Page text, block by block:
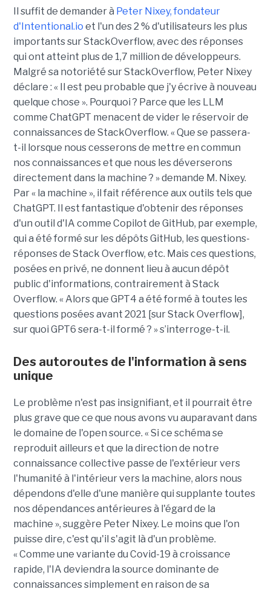
Il suffit de demander à Peter Nixey, fondateur
d'Intentional.io et l'un des 2 % d'utilisateurs les plus
importants sur StackOverflow, avec des réponses
qui ont atteint plus de 1,7 million de développeurs.
Malgré sa notoriété sur StackOverflow, Peter Nixey
déclare : « Il est peu probable que j'y écrive à nouveau
quelque chose ». Pourquoi ? Parce que les LLM
comme ChatGPT menacent de vider le réservoir de
connaissances de StackOverflow. « Que se passera-
t-il lorsque nous cesserons de mettre en commun
nos connaissances et que nous les déverserons
directement dans la machine ? » demande M. Nixey.
Par « la machine », il fait référence aux outils tels que
ChatGPT. Il est fantastique d'obtenir des réponses
d'un outil d'IA comme Copilot de GitHub, par exemple,
qui a été formé sur les dépôts GitHub, les questions-
réponses de Stack Overflow, etc. Mais ces questions,
posées en privé, ne donnent lieu à aucun dépôt
public d'informations, contrairement à Stack
Overflow. « Alors que GPT4 a été formé à toutes les
questions posées avant 2021 [sur Stack Overflow],
sur quoi GPT6 sera-t-il formé ? » s’interroge-t-il.
Des autoroutes de l'information à sens
unique
Le problème n'est pas insignifiant, et il pourrait être
plus grave que ce que nous avons vu auparavant dans
le domaine de l'open source. « Si ce schéma se
reproduit ailleurs et que la direction de notre
connaissance collective passe de l'extérieur vers
l'humanité à l'intérieur vers la machine, alors nous
dépendons d'elle d'une manière qui supplante toutes
nos dépendances antérieures à l'égard de la
machine », suggère Peter Nixey. Le moins que l'on
puisse dire, c'est qu'il s'agit là d'un problème.
« Comme une variante du Covid-19 à croissance
rapide, l'IA deviendra la source dominante de
connaissances simplement en raison de sa